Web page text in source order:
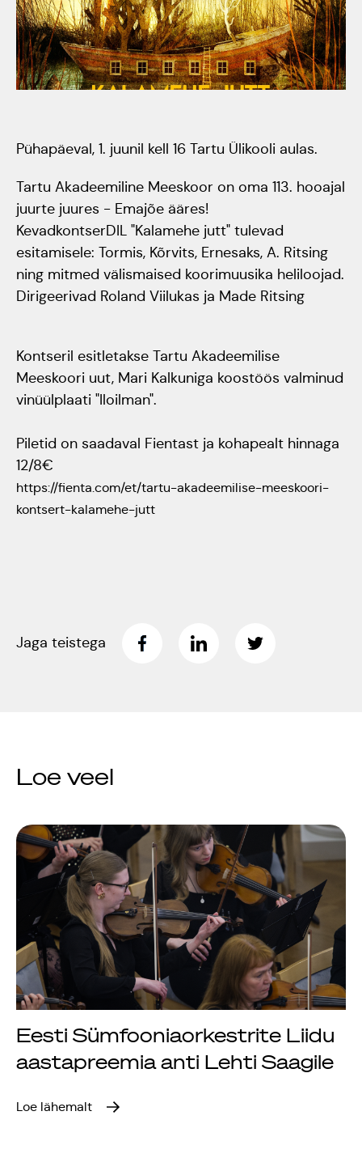
Tartumaa Tantsupidu
„Juure Juures”
Suudlev Tartu
rahvatantsuansamblite
galakontsert
Vanemuise
kontserdimajas
25.november 2023
ERM tantsib
Jõuluootuskontsert
"Christmas Dreams"
4.detsembril 2023
Pauluse kirikus
"Loodud jääma"
tähistas sünnipäeva
Galakontsert
"Baltikum tantsib"
Üliõpilasmaja 20.
sünnipäev
Gaudeamus 2018
Tartus
Kulno
Kungla
Eda
Jaansoo
Anne
Masing-
Luik
Pühapäeval, 1. juunil kell 16 Tartu Ülikooli aulas.
Tartu Akadeemiline Meeskoor on oma 113. hooajal
juurte juures - Emajõe ääres!
KevadkontserDIL "Kalamehe jutt" tulevad
esitamisele: Tormis, Kõrvits, Ernesaks, A. Ritsing
ning mitmed välismaised koorimuusika heliloojad.
Dirigeerivad Roland Viilukas ja Made Ritsing
Kontseril esitletakse Tartu Akadeemilise
Meeskoori uut, Mari Kalkuniga koostöös valminud
vinüülplaati "Iloilman".
Piletid on saadaval Fientast ja kohapealt hinnaga
12/8€
https://fienta.com/et/tartu-akadeemilise-meeskoori-
kontsert-kalamehe-jutt
Jaga teistega
Loe veel
Eesti Sümfooniaorkestrite Liidu
aastapreemia anti Lehti Saagile
Loe lähemalt